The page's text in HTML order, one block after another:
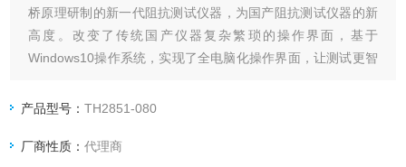
桥原理研制的新一代阻抗测试仪器，为国产阻抗测试仪器的新
高度。改变了传统国产仪器复杂繁琐的操作界面，基于
Windows10操作系统，实现了全电脑化操作界面，让测试更智
缺陷；中英文操作界面也解决了国外仪器仅有英文界面的尴
产品型号：TH2851-080
厂商性质：代理商